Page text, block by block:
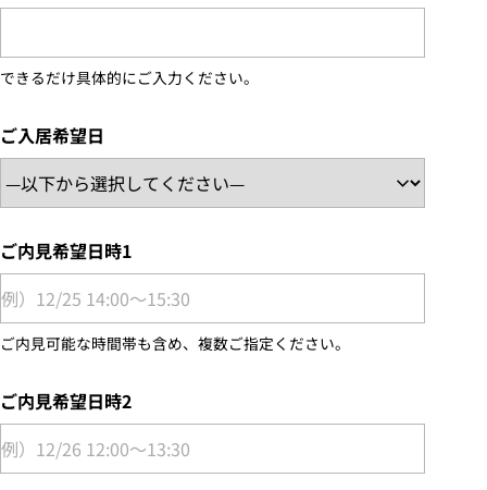
できるだけ具体的にご入力ください。
ご入居希望日
ご内見希望日時1
ご内見可能な時間帯も含め、複数ご指定ください。
ご内見希望日時2